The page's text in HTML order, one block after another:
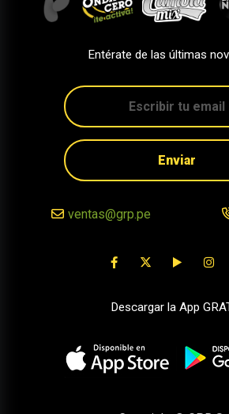
Entérate de las últimas
Enviar
ventas@grp.pe
Descargar la App